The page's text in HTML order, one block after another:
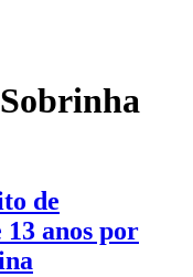
de
anos por